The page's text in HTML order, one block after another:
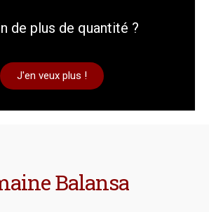
de plus de quantité ?
J'en veux plus !
Balansa